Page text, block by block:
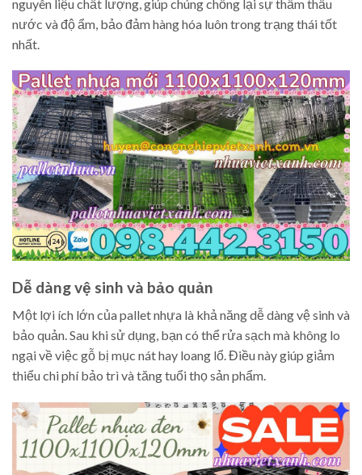
nguyên liệu chất lượng, giúp chúng chống lại sự thẩm thấu
nước và độ ẩm, bảo đảm hàng hóa luôn trong trạng thái tốt
nhất.
Dễ dàng vệ sinh và bảo quản
Một lợi ích lớn của pallet nhựa là khả năng dễ dàng vệ sinh và
bảo quản. Sau khi sử dụng, bạn có thể rửa sạch mà không lo
ngại về việc gỗ bị mục nát hay loang lổ. Điều này giúp giảm
thiểu chi phí bảo trì và tăng tuổi thọ sản phẩm.